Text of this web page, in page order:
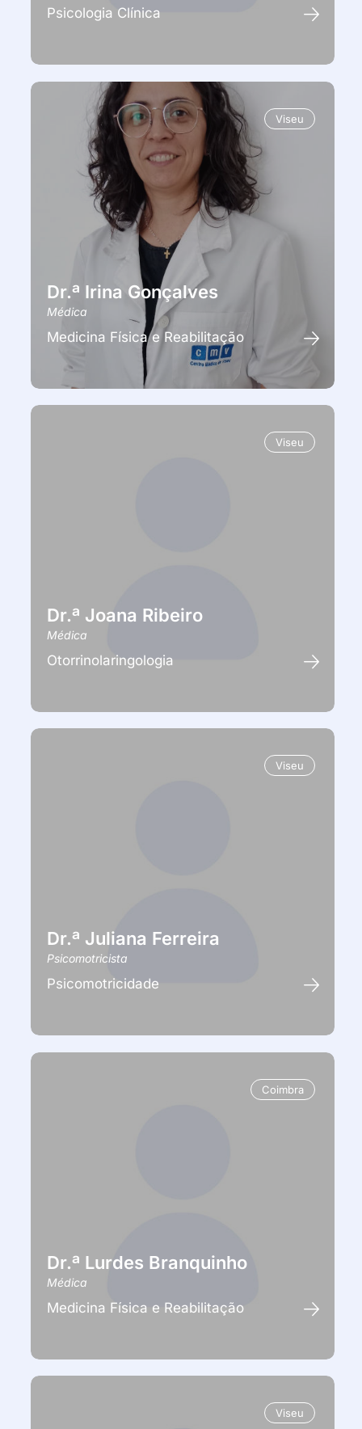
Psicologia Clínica
Viseu
Dr.ª Irina Gonçalves
Médica
Medicina Física e Reabilitação
Viseu
Dr.ª Joana Ribeiro
Médica
Otorrinolaringologia
Viseu
Dr.ª Juliana Ferreira
Psicomotricista
Psicomotricidade
Coimbra
Dr.ª Lurdes Branquinho
Médica
Medicina Física e Reabilitação
Viseu